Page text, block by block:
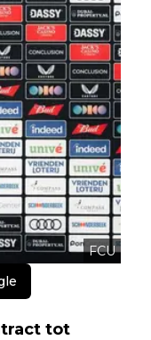
FCU
tot